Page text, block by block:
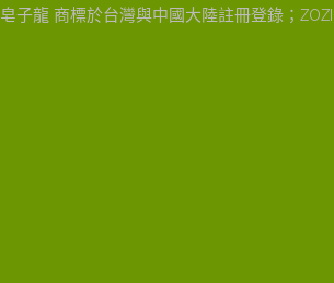
子龍 商標於台灣與中國大陸註冊登錄；